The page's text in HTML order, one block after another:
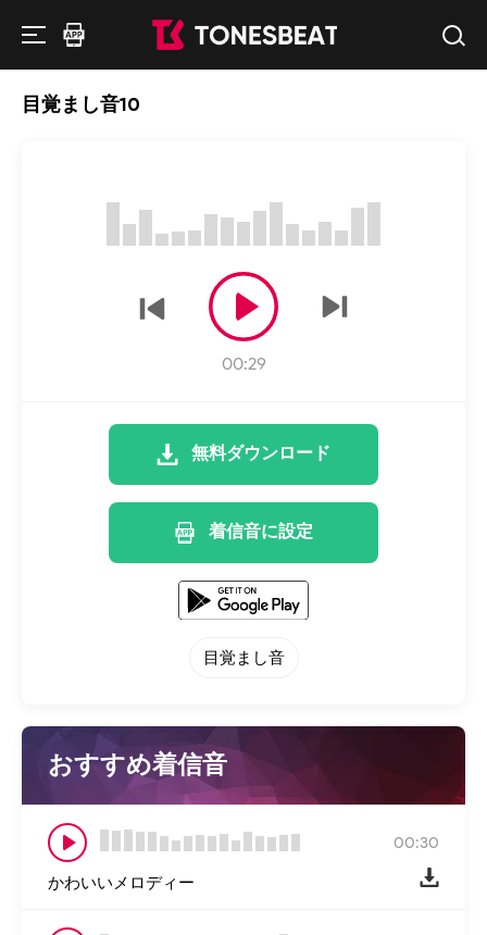
目覚まし音10
00:29
無料ダウンロード
着信音に設定
目覚まし音
おすすめ着信音
00:30
かわいいメロディー